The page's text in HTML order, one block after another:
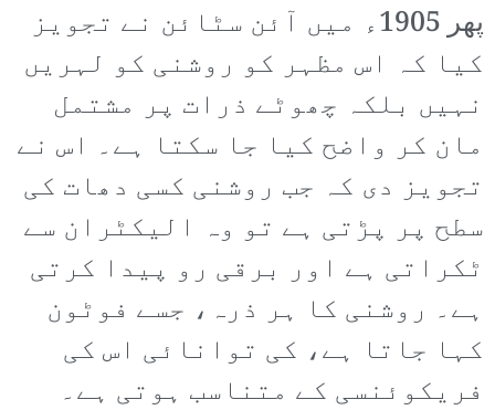
پھر 1905ء میں آئن سٹائن نے تجویز
کیا کہ اس مظہر کو روشنی کو لہریں
نہیں بلکہ چھوٹے ذرات پر مشتمل
مان کر واضح کیا جا سکتا ہے۔ اس نے
تجویز دی کہ جب روشنی کسی دھات کی
سطح پر پڑتی ہے تو وہ الیکٹران سے
ٹکراتی ہے اور برقی رو پیدا کرتی
ہے۔ روشنی کا ہر ذرہ، جسے فوٹون
کہا جاتا ہے، کی توانائی اس کی
فریکوئنسی کے متناسب ہوتی ہے۔